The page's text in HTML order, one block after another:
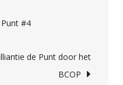
van
de
#4
de Punt door het
BCOP